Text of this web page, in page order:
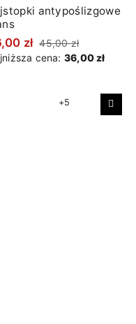
antypoślizgowe
zł 45,00 zł
cena: 36,00 zł
+5